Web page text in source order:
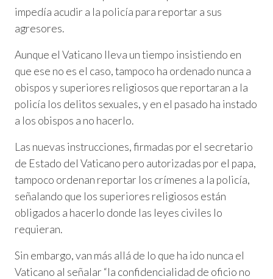
impedía acudir a la policía para reportar a sus
agresores.
Aunque el Vaticano lleva un tiempo insistiendo en
que ese no es el caso, tampoco ha ordenado nunca a
obispos y superiores religiosos que reportaran a la
policía los delitos sexuales, y en el pasado ha instado
a los obispos a no hacerlo.
Las nuevas instrucciones, firmadas por el secretario
de Estado del Vaticano pero autorizadas por el papa,
tampoco ordenan reportar los crímenes a la policía,
señalando que los superiores religiosos están
obligados a hacerlo donde las leyes civiles lo
requieran.
Sin embargo, van más allá de lo que ha ido nunca el
Vaticano al señalar “la confidencialidad de oficio no